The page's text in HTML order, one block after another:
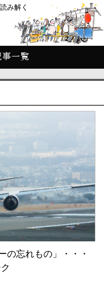
み解く
事一覧
の忘れもの」・・・